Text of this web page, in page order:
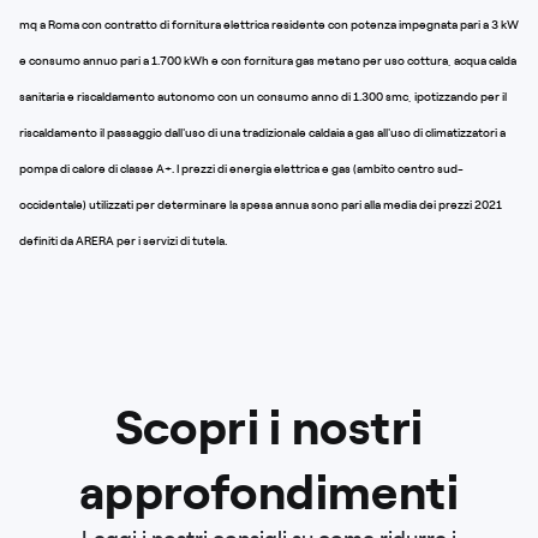
mq a Roma con contratto di fornitura elettrica residente con potenza impegnata pari a 3 kW
e consumo annuo pari a 1.700 kWh e con fornitura gas metano per uso cottura, acqua calda
sanitaria e riscaldamento autonomo con un consumo anno di 1.300 smc, ipotizzando per il
riscaldamento il passaggio dall'uso di una tradizionale caldaia a gas all'uso di climatizzatori a
pompa di calore di classe A+. I prezzi di energia elettrica e gas (ambito centro sud-
occidentale) utilizzati per determinare la spesa annua sono pari alla media dei prezzi 2021
definiti da ARERA per i servizi di tutela.
Scopri i nostri
approfondimenti